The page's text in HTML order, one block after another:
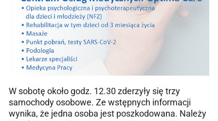
W sobotę około godz. 12.30 zderzyły się trzy
samochody osobowe. Ze wstępnych informacji
wynika, że jedna osoba jest poszkodowana. Należy